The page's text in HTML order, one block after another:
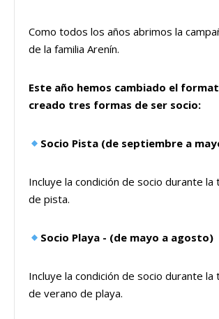
Como todos los años abrimos la
de la familia Arenín.
Este año hemos cambiado el
creado tres formas de ser socio:
Socio Pista (de septiembre a
Incluye la condición de socio durante la
de pista.
Socio Playa - (de mayo a agosto)
Incluye la condición de socio durante la
de verano de playa.